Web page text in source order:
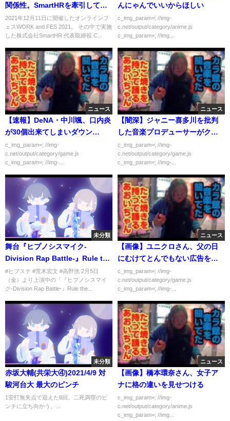
関係性。SmartHRを牽引してき
た二人が、今考えること｜
WORK and FES 2021
2021年12月11日に開催したオンラインフ
ェスWORK and FES 2021。 その中で実施
した株式会社SmartHR 代表取締役 C...
んにゃんでいいからほしい
c_img_param=; //img-
c.net/output/category/anime.js
c_img_param=; //img...
ニュース
【速報】DeNA・中川颯、口内炎
が30個出来てしまいダウン…
c_img_param=; //img-
c.net/output/category/game.js
c_img_param=; //img-...
ニュース
【闇深】ジャニー喜多川を批判
した音楽プロデューサーがク
ビ！！！！！
c_img_param=; //img-
c.net/output/category/game.js
c_img_param=; //img-...
未分類
舞台『ヒプノシスマイク-
Division Rap Battle-』Rule the
Stage -track.4- ダイジェスト映
像
#ヒプステ #荒木宏文 #高野洸 2月5日
（金）より上演中の「『ヒプノシスマイ
ク-Division Rap Battle-』Rule the...
ニュース
【画像】ユニクロさん、父の日
にむけてとんでもない広告を掲
載してしまう
c_img_param=; //img-
c.net/output/category/game.js
c_img_param=; //img-...
未分類
赤坂大輔(共栄大④)2021/4/9 対
駿河台大 最大のピンチ
1安打無失点で迎えた8回。二死満塁のピ
ンチに立ち向かう。...
ニュース
【画像】橋本環奈さん、女子ア
ナに格の違いを見せつける
c_img_param=; //img-
c.net/output/category/anime.js
c_img_param=; //img...